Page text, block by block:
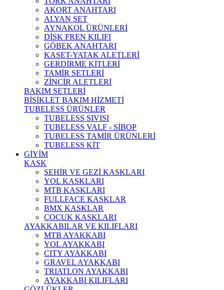
AKORT ANAHTARI
ALYAN SET
AYNAKOL ÜRÜNLERİ
DİSK FREN KILIFI
GÖBEK ANAHTARI
KASET-YATAK ALETLERİ
GERDİRME KİTLERİ
TAMİR SETLERİ
ZİNCİR ALETLERİ
BAKIM SETLERİ
BİSİKLET BAKIM HİZMETİ
TUBELESS ÜRÜNLER
TUBELESS SIVISI
TUBELESS VALF - SİBOP
TUBELESS TAMİR ÜRÜNLERİ
TUBELESS KİT
GİYİM
KASK
ŞEHİR VE GEZİ KASKLARI
YOL KASKLARI
MTB KASKLARI
FULLFACE KASKLAR
BMX KASKLAR
ÇOCUK KASKLARI
AYAKKABILAR VE KILIFLARI
MTB AYAKKABI
YOL AYAKKABI
CITY AYAKKABI
GRAVEL AYAKKABI
TRIATLON AYAKKABI
AYAKKABI KILIFLARI